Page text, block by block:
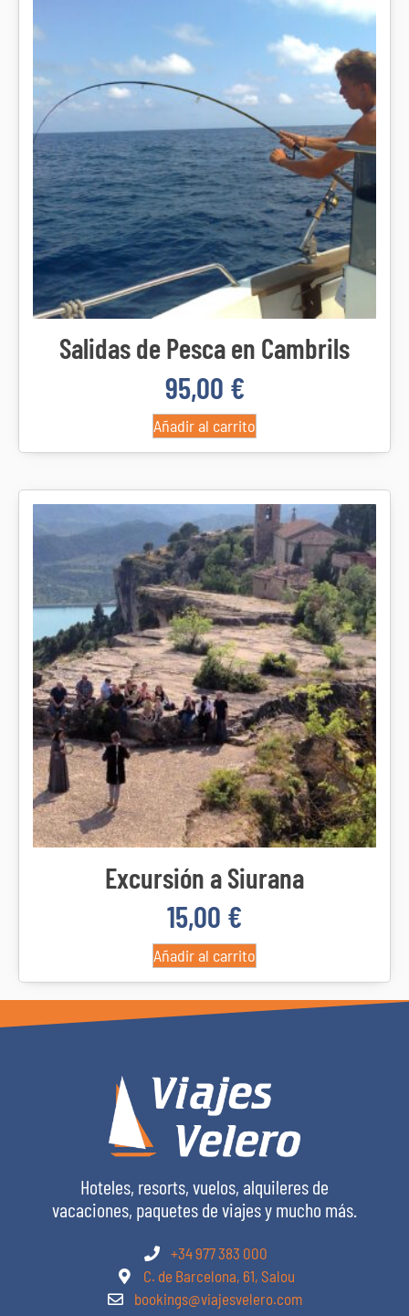
Salidas de Pesca en Cambrils
95,00 €
Añadir al carrito
Excursión a Siurana
15,00 €
Añadir al carrito
Hoteles, resorts, vuelos, alquileres de
vacaciones, paquetes de viajes y mucho más.
+34 977 383 000
C. de Barcelona, 61, Salou
bookings@viajesvelero.com